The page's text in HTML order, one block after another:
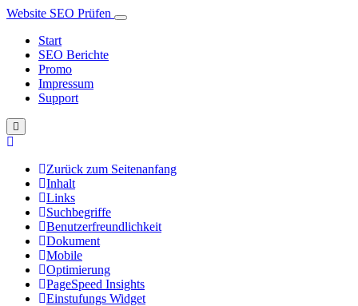
Website SEO Prüfen
Start
SEO Berichte
Promo
Impressum
Support
Zurück zum Seitenanfang
Inhalt
Links
Suchbegriffe
Benutzerfreundlichkeit
Dokument
Mobile
Optimierung
PageSpeed Insights
Einstufungs Widget